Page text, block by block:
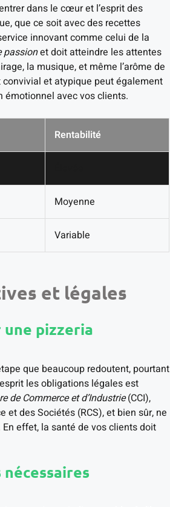
dans le cœur et l’esprit des
que ce soit avec des recettes
innovant comme celui de la
passionet doit atteindre les attentes
la musique, et même l’arôme de
et atypique peut également
émotionnel avec vos clients.
Rentabilité
Moyenne
Variable
et légales
pizzeria
que beaucoup redoutent, pourtant
les obligations légales est
de Commerce et d’Industrie(CCI),
et des Sociétés (RCS), et bien sûr, ne
effet, la santé de vos clients doit